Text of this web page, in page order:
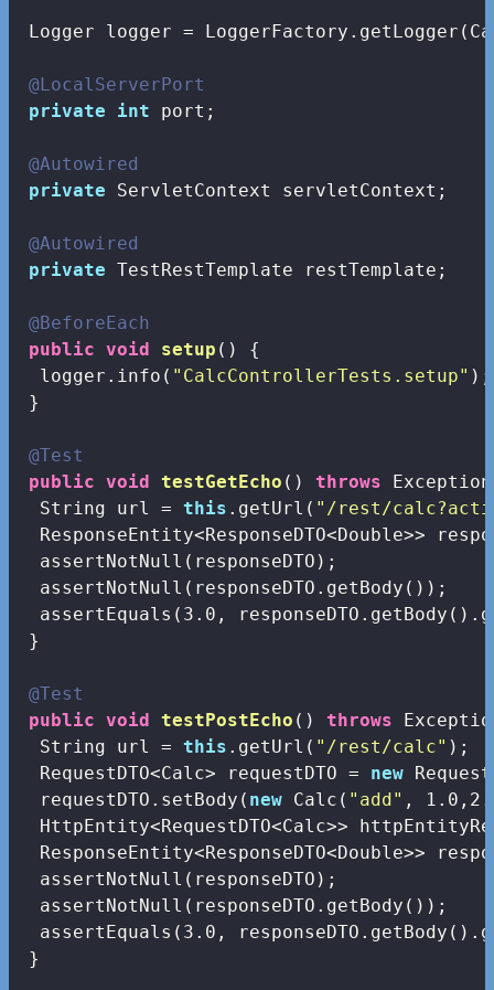
Logger logger =
@LocalServerPort
private
int port;
@Autowired
private ServletContext servletContext;
@Autowired
private TestRestTemplate restTemplate;
@BeforeEach
public void setup ()
{
  logger.info(
"CalcControllerTests.setup" );
}
@Test
public void testGetEcho () throws
  String url =
this .getUrl( "/rest/
ResponseEntity<ResponseDTO<Double>>
  assertNotNull(responseDTO);
  assertNotNull(responseDTO.getBody());
  assertEquals(
3.0 ,
}
@Test
public void testPostEcho () throws
  String url =
this .getUrl( "/rest/calc" );
  RequestDTO<Calc> requestDTO =
new
  requestDTO.setBody(
new Calc( "add" , 1.0 ,
HttpEntity<RequestDTO<Calc>>
ResponseEntity<ResponseDTO<Double>>
  assertNotNull(responseDTO);
  assertNotNull(responseDTO.getBody());
  assertEquals(
3.0 ,
}